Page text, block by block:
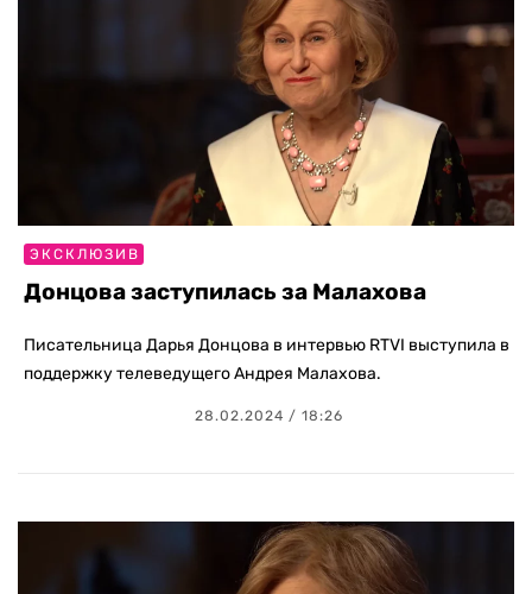
ЭКСКЛЮЗИВ
Донцова заступилась за Малахова
Писательница Дарья Донцова в интервью RTVI выступила в
поддержку телеведущего Андрея Малахова.
28.02.2024 / 18:26